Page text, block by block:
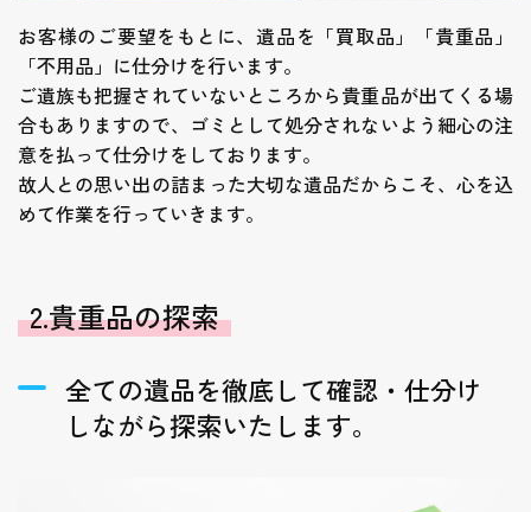
お客様のご要望をもとに、遺品を「買取品」「貴重品」
「不用品」に仕分けを行います。
ご遺族も把握されていないところから貴重品が出てくる場
合もありますので、ゴミとして処分されないよう細心の注
意を払って仕分けをしております。
故人との思い出の詰まった大切な遺品だからこそ、心を込
めて作業を行っていきます。
2.貴重品の探索
全ての遺品を徹底して確認・仕分け
しながら探索いたします。